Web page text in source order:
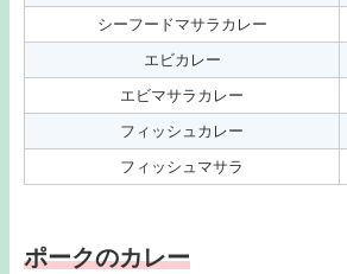
シーフードマサラカレー
エビカレー
エビマサラカレー
フィッシュカレー
フィッシュマサラ
ポークのカレー